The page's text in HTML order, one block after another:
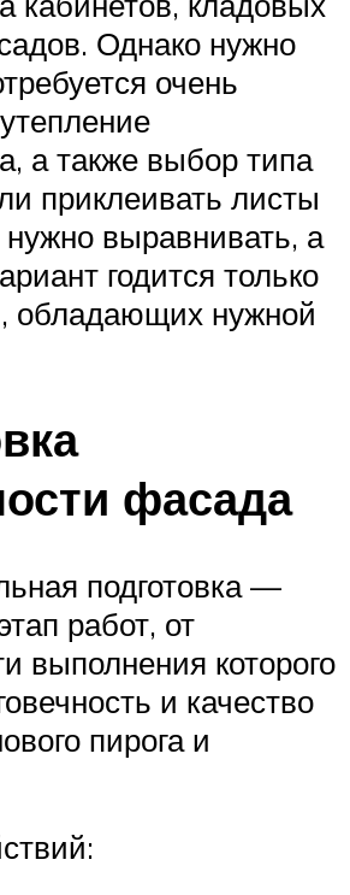
Однако нужно
очень
а также выбор типа
приклеивать листы
выравнивать, а
годится только
обладающих нужной
фасада
подготовка —
работ, от
выполнения которого
и качество
пирога и